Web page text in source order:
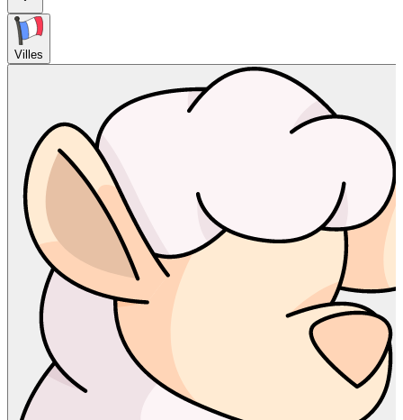
Villes